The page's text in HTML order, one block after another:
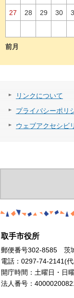
27 28 29 30
前月
リンクについて
プライバシーポリ
ウェブアクセシビ
取手市役所
郵便番号302-8585 茨
電話：0297-74-2141(
開庁時間：土曜日・日
法人番号：